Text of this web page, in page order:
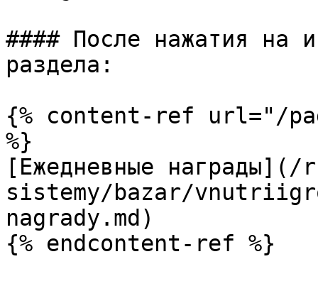
#### После нажатия на
раздела:
{% content-ref url="/
%}
[Ежедневные
sistemy/bazar/
nagrady.md)
{% endcontent-ref %}